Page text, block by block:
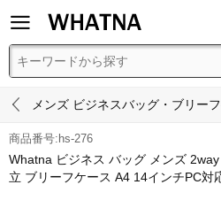

 メンズ ビジネスバッグ・ブリー
商品番号:hs-276
Whatna ビジネス バッグ メンズ
立 ブリーフケース A4 14インチPC対